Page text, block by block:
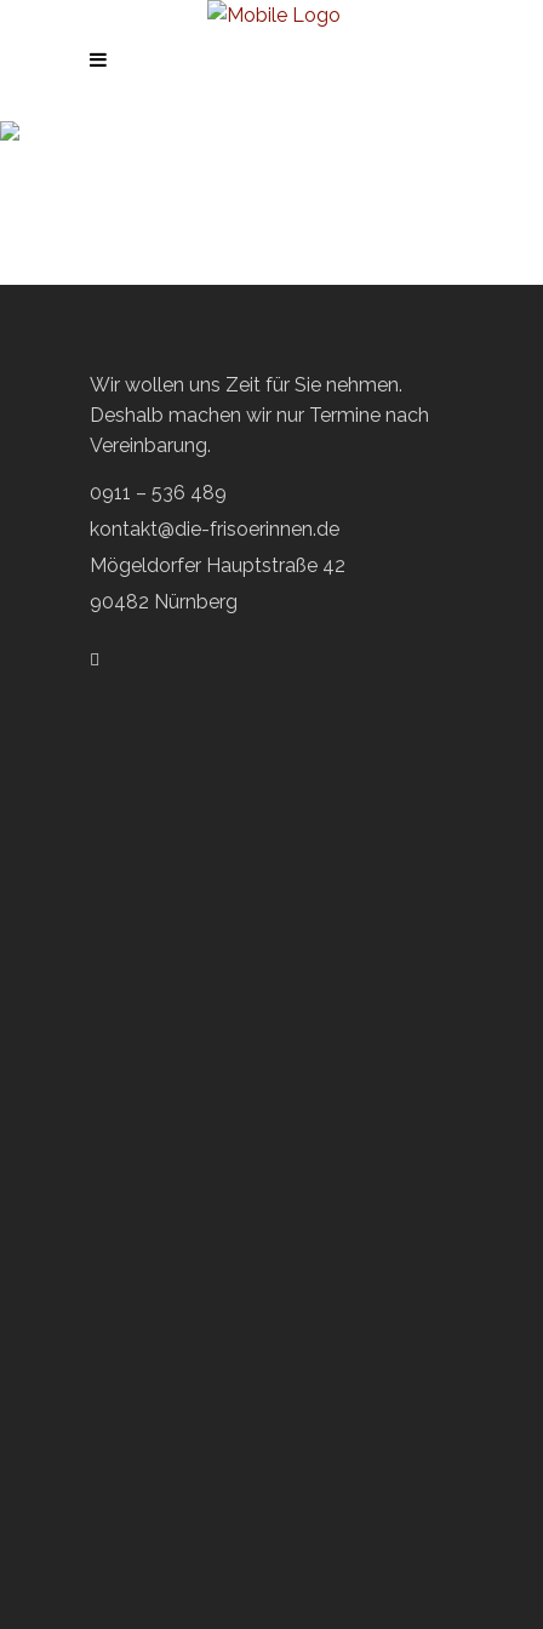
Wir wollen uns Zeit für Sie nehmen.
Deshalb machen wir nur Termine nach
Vereinbarung.
0911 – 536 489
kontakt@die-frisoerinnen.de
Mögeldorfer Hauptstraße 42
90482 Nürnberg